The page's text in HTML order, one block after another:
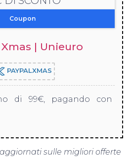
Coupon
| Unieuro
PAYPALXMAS
di 99€, pagando con
sulle migliori offerte